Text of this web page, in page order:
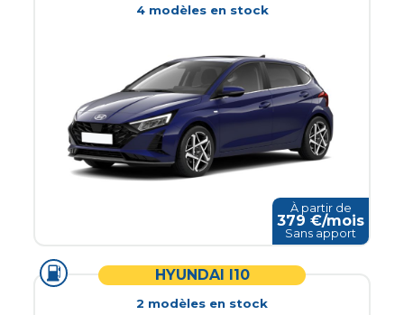
4modèlesen stock
À partir de
379 €/mois
Sans apport
HYUNDAI I10
2 modèles en stock